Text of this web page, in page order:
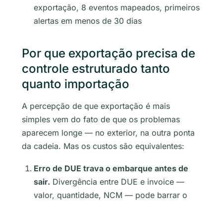
exportação, 8 eventos mapeados, primeiros
alertas em menos de 30 dias
Por que exportação precisa de
controle estruturado tanto
quanto importação
A percepção de que exportação é mais
simples vem do fato de que os problemas
aparecem longe — no exterior, na outra ponta
da cadeia. Mas os custos são equivalentes:
Erro de DUE trava o embarque antes de
sair. Divergência entre DUE e invoice —
valor, quantidade, NCM — pode barrar o